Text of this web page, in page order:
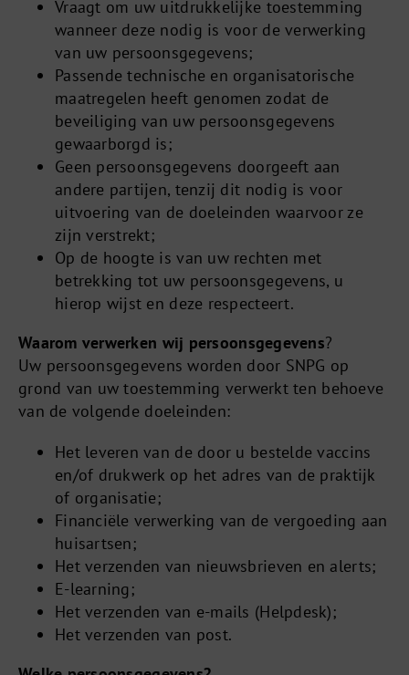
Vraagt om uw uitdrukkelijke toestemming
wanneer deze nodig is voor de verwerking
van uw persoonsgegevens;
Passende technische en organisatorische
maatregelen heeft genomen zodat de
beveiliging van uw persoonsgegevens
gewaarborgd is;
Geen persoonsgegevens doorgeeft aan
andere partijen, tenzij dit nodig is voor
uitvoering van de doeleinden waarvoor ze
zijn verstrekt;
Op de hoogte is van uw rechten met
betrekking tot uw persoonsgegevens, u
hierop wijst en deze respecteert.
Waarom verwerken wij persoonsgegevens?
Uw persoonsgegevens worden door SNPG op
grond van uw toestemming verwerkt ten behoeve
van de volgende doeleinden:
Het leveren van de door u bestelde vaccins
en/of drukwerk op het adres van de praktijk
of organisatie;
Financiële verwerking van de vergoeding aan
huisartsen;
Het verzenden van nieuwsbrieven en alerts;
E-learning;
Het verzenden van e-mails (Helpdesk);
Het verzenden van post.